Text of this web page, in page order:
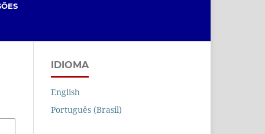
IDIOMA
English
Português (Brasil)